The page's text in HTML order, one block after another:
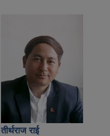
तीर्थराज राई